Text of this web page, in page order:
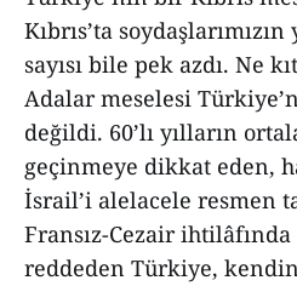
Kıbrıs’ta
sayısı bile pek azdı. Ne
Adalar meselesi
değildi. 60’lı yılların
geçinmeye dikkat eden,
İsrail’i alelacele resmen
Fransız-Cezair
reddeden Türkiye,